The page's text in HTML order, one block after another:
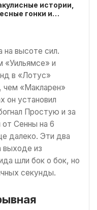
истории,
гонки и
высоте сил.
«Уильямсе» и
в «Лотус»
чем «Макларен»
он установил
Простую и за
от Сенны на 6
далеко. Эти два
выходе из
шли бок о бок, но
секунды.